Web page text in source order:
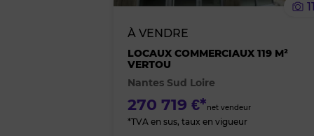
11
À VENDRE
LOCAUX COMMERCIAUX 119 M²
VERTOU
Nantes Sud Loire
270 719 €*net vendeur
*TVA en sus, taux en vigueur